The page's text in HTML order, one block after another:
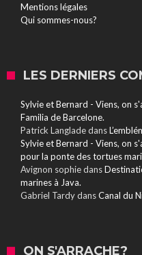
Mentions légales
Qui sommes-nous?
LES DERNIERS
Sylvie et Bernard - Viens, on
Familia de Barcelone.
Patrick Langladedans
Sylvie et Bernard - Viens, on
pour la ponte des tortues
Avignon sophiedans
marines à Java.
Gabriel TardydansCanal du
ON S'ARRACHE?